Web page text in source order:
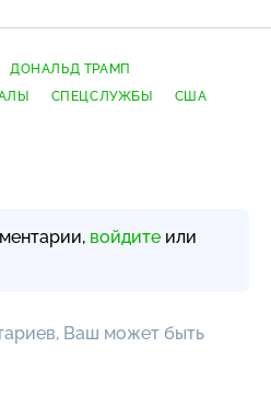
ДОНАЛЬД ТРАМП
СПЕЦСЛУЖБЫ
США
войдите или
Ваш может быть